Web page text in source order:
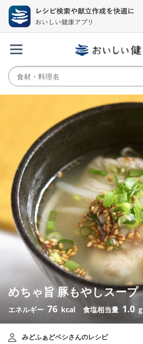
めちゃ旨 豚もやしスープ
エネルギー 76 kcal 食塩相当量 1.0 g
みどふぁどベシさんのレシピ